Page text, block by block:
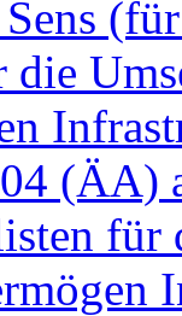
(ÄA)
für